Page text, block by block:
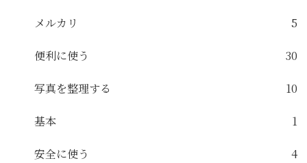
メルカリ 5
便利に使う 30
写真を整理する 10
基本 1
安全に使う 4